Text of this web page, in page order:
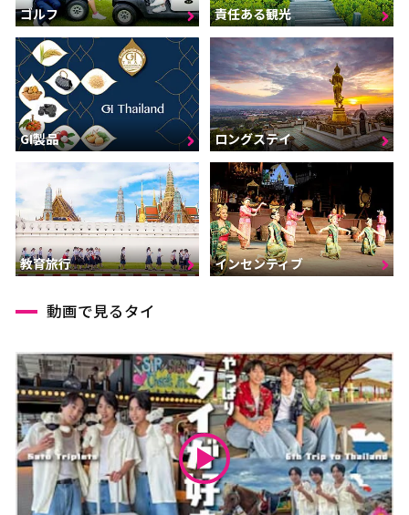
ゴルフ 責任ある観光
GI製品 ロングステイ
教育旅行 インセンティブ
動画で見るタイ